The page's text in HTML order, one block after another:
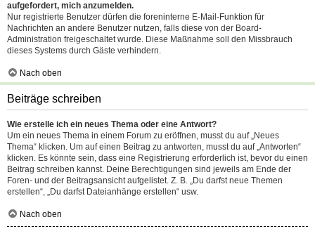
aufgefordert, mich anzumelden.
Nur registrierte Benutzer dürfen die foreninterne E-Mail-Funktion für
Nachrichten an andere Benutzer nutzen, falls diese von der Board-
Administration freigeschaltet wurde. Diese Maßnahme soll den Missbrauch
dieses Systems durch Gäste verhindern.
Nach oben
Beiträge schreiben
Wie erstelle ich ein neues Thema oder eine Antwort?
Um ein neues Thema in einem Forum zu eröffnen, musst du auf „Neues
Thema“ klicken. Um auf einen Beitrag zu antworten, musst du auf „Antworten“
klicken. Es könnte sein, dass eine Registrierung erforderlich ist, bevor du einen
Beitrag schreiben kannst. Deine Berechtigungen sind jeweils am Ende der
Foren- und der Beitragsansicht aufgelistet. Z. B. „Du darfst neue Themen
erstellen“, „Du darfst Dateianhänge erstellen“ usw.
Nach oben